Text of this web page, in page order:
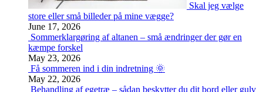
Skal jeg vælge
store eller små billeder på mine vægge?
June 17, 2026
Sommerklargøring af altanen – små ændringer der gør en
kæmpe forskel
May 23, 2026
Få sommeren ind i din indretning 🌞
May 22, 2026
Behandling af egetræ – sådan beskytter du dit bord eller gulv